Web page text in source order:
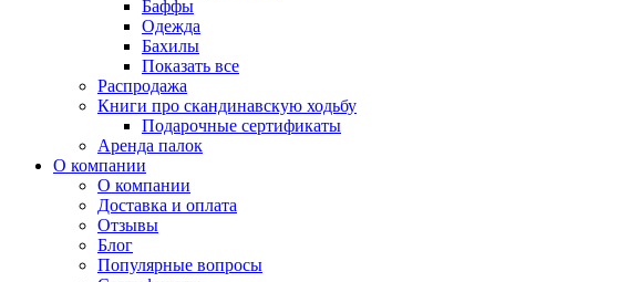
Баффы
Одежда
Бахилы
Показать все
Распродажа
Книги про скандинавскую ходьбу
Подарочные сертификаты
Аренда палок
О компании
О компании
Доставка и оплата
Отзывы
Блог
Популярные вопросы